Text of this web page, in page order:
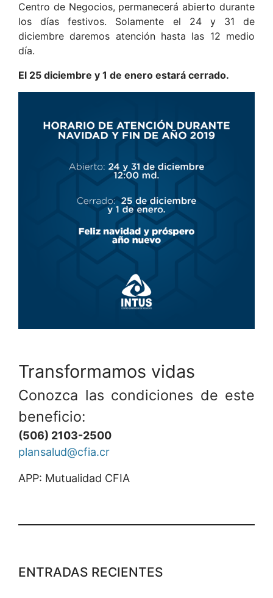
Centro de Negocios, permanecerá abierto durante
los días festivos. Solamente el 24 y 31 de
diciembre daremos atención hasta las 12 medio
día.
El 25 diciembre y 1 de enero estará cerrado.
Transformamos vidas
Conozca las condiciones de este
beneficio:
(506) 2103-2500
plansalud@cfia.cr
APP: Mutualidad CFIA
ENTRADAS RECIENTES